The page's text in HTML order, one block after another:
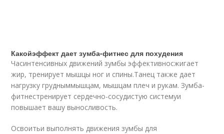
Какойэффект дает зумба-фитнес для похудения
Часинтенсивных движений зумбы эффективносжигает
жир, тренирует мышцы ног и спины.Танец также дает
нагрузку грудныммышцам, мышцам плеч и рукам. Зумба-
фитнестренирует сердечно-сосудистую системуи
повышает вашу выносливость.
Освоитьи выполнять движения зумбы для